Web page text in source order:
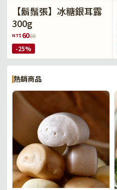
【鬍鬚張】冰糖銀耳露
300g
NT$ 6080
-25%
熱銷商品